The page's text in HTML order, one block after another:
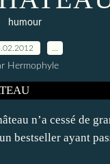
humour
Hermophyle
n’a cessé de
bestseller ayant